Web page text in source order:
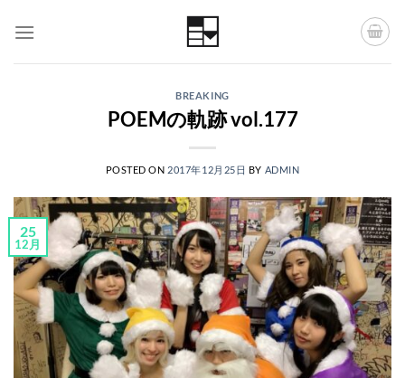
BREAKING
POEMの軌跡 vol.177
POSTED ON 2017年12月25日 BY ADMIN
25
12月